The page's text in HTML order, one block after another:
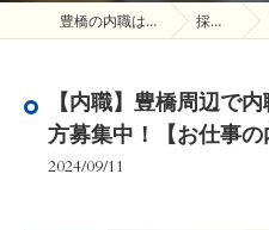
豊橋の内職は株式会社オオサワ 採用ブログ
【内職】豊橋周辺で
方募集中！【お仕事の
2024/09/11